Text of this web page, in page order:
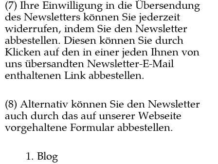
(7) Ihre Einwilligung in die Übersendung
des Newsletters können Sie jederzeit
widerrufen, indem Sie den Newsletter
abbestellen. Diesen können Sie durch
Klicken auf den in einer jeden Ihnen von
uns übersandten Newsletter-E-Mail
enthaltenen Link abbestellen.
(8) Alternativ können Sie den Newsletter
auch durch das auf unserer Webseite
vorgehaltene Formular abbestellen.
Blog